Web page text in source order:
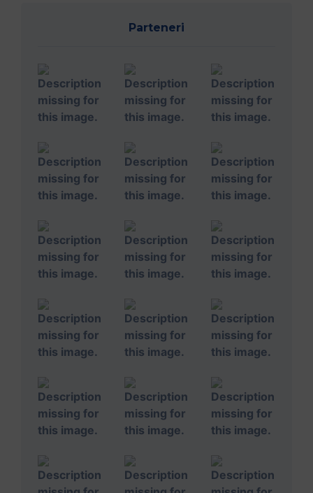
Parteneri